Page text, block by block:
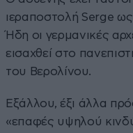
ιεραποστολή Serge
Ήδη οι γερμανικές
εισαχθεί στο
του Βερολίνου.
Εξάλλου, έξι άλλα
«επαφές υψηλού